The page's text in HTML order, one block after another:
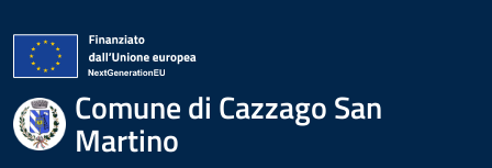
Comune di Cazzago San
Martino